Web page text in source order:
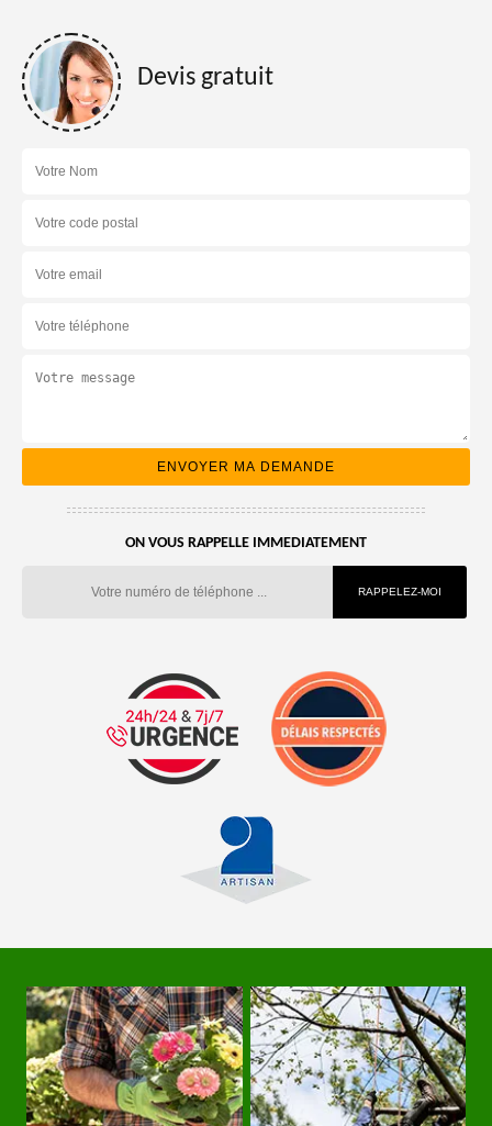
Devis gratuit
ON VOUS RAPPELLE IMMEDIATEMENT